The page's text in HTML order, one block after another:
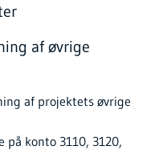
af øvrige
af projektets øvrige
på konto 3110, 3120,